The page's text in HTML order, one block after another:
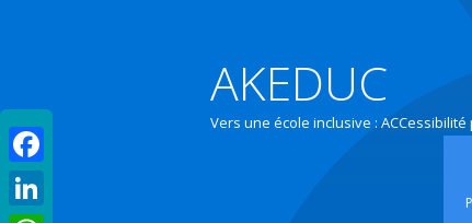
AKEDUC
Vers une école inclusive :
Facebook